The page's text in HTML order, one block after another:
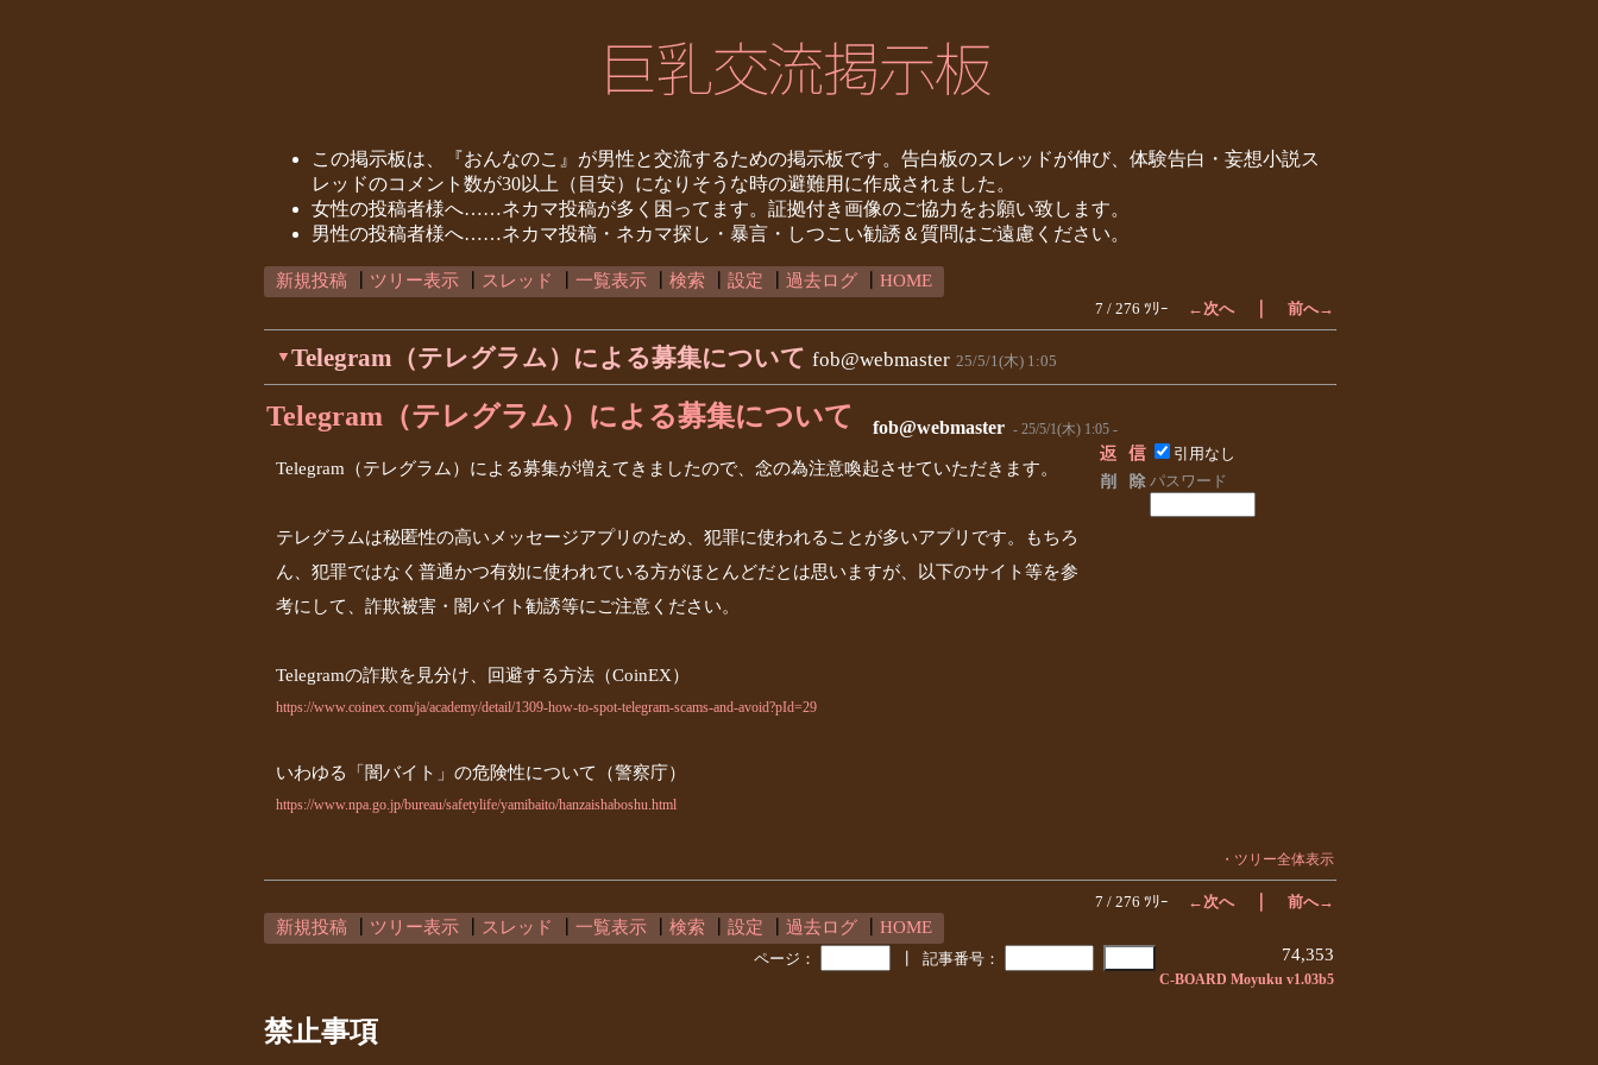
この掲示板は、『おんなのこ』が男性と交流するための掲示板です。告白板のスレッドが伸び、体験告白・妄想小説ス
レッドのコメント数が30以上（目安）になりそうな時の避難用に作成されました。
女性の投稿者様へ……ネカマ投稿が多く困ってます。証拠付き画像のご協力をお願い致します。
男性の投稿者様へ……ネカマ投稿・ネカマ探し・暴言・しつこい勧誘＆質問はご遠慮ください。
新規投稿 ツリー表示 スレッド 一覧表示 検索 設定 過去ログ HOME
7 / 276 ﾂﾘｰ ←次へ｜ 前へ→
▼ Telegram（テレグラム）による募集について fob@webmaster 25/5/1(木) 1:05
Telegram（テレグラム）による募集について fob@webmaster - 25/5/1(木) 1:05 -
Telegram（テレグラム）による募集が増えてきましたので、念の為注意喚起させていただきます。
テレグラムは秘匿性の高いメッセージアプリのため、犯罪に使われることが多いアプリです。もちろ
ん、犯罪ではなく普通かつ有効に使われている方がほとんどだとは思いますが、以下のサイト等を参
考にして、詐欺被害・闇バイト勧誘等にご注意ください。
Telegramの詐欺を見分け、回避する方法（CoinEX）
https://www.coinex.com/ja/academy/detail/1309-how-to-spot-telegram-scams-and-avoid?pId=29
いわゆる「闇バイト」の危険性について（警察庁）
https://www.npa.go.jp/bureau/safetylife/yamibaito/hanzaishaboshu.html
引用なし
パスワード
・ツリー全体表示
7 / 276 ﾂﾘｰ ←次へ｜ 前へ→
新規投稿 ツリー表示 スレッド 一覧表示 検索 設定 過去ログ
HOME
74,353
ページ： 記事番号：
C-BOARD Moyuku v1.03b5
禁止事項